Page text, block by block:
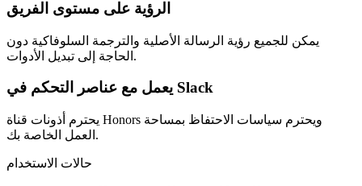
الرؤية على مستوى الفريق
يمكن للجميع رؤية الرسالة الأصلية والترجمة السلوفاكية دون
الحاجة إلى تبديل الأدوات.
يعمل مع عناصر التحكم في Slack
يحترم أذونات قناة Honors ويحترم سياسات الاحتفاظ بمساحة
العمل الخاصة بك.
حالات الاستخدام